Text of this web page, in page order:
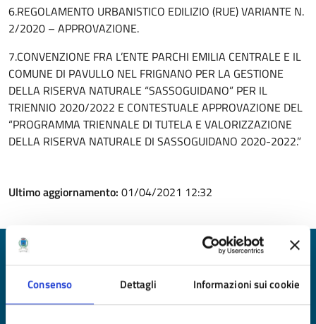
Consenso Dettagli Informazioni sui cookie
6.REGOLAMENTO URBANISTICO EDILIZIO (RUE) VARIANTE N.
2/2020 – APPROVAZIONE.
7.CONVENZIONE FRA L’ENTE PARCHI EMILIA CENTRALE E IL
COMUNE DI PAVULLO NEL FRIGNANO PER LA GESTIONE
DELLA RISERVA NATURALE “SASSOGUIDANO” PER IL
TRIENNIO 2020/2022 E CONTESTUALE APPROVAZIONE DEL
“PROGRAMMA TRIENNALE DI TUTELA E VALORIZZAZIONE
DELLA RISERVA NATURALE DI SASSOGUIDANO 2020-2022.”
Ultimo aggiornamento: 01/04/2021 12:32
Quanto sono chiare le informazioni su questa
pagina?
Valuta da 1 a 5 stelle la pagina